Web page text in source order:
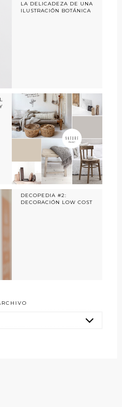
LA DELICADEZA DE UNA
ILUSTRACIÓN BOTÁNICA
DECOPEDIA #2:
DECORACIÓN LOW COST